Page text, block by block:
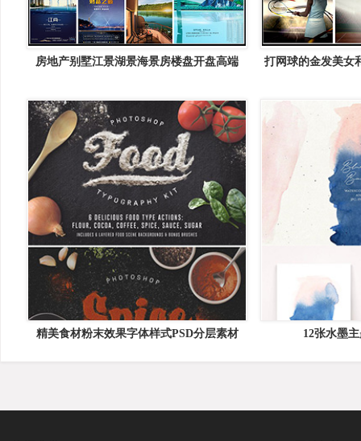
房地产别墅江景湖景海景房楼盘开盘高端
打网球的金发美女
精美食材粉末效果字体样式PSD分层素材 12张水墨